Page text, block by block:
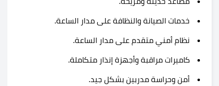
خدمات الصيانة والنظافة على مدار الساعة.
نظام أمني متقدم على مدار الساعة.
كاميرات مراقبة وأجهزة إنذار متكاملة.
أمن وحراسة مدربين بشكل جيد.